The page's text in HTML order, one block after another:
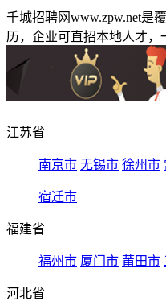
千城招聘网www.zpw.net是
历，企业可直招本地人才，
江苏省
南京市 无锡市 徐州市
宿迁市
福建省
福州市 厦门市 莆田市
河北省